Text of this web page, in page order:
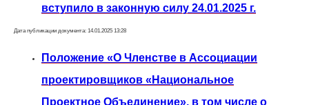
вступило в законную силу 24.01.2025 г.
Дата публикации документа: 14.01.2025 13:28
Положение «О Членстве в Ассоциации
проектировщиков «Национальное
Проектное Объединение», в том числе о